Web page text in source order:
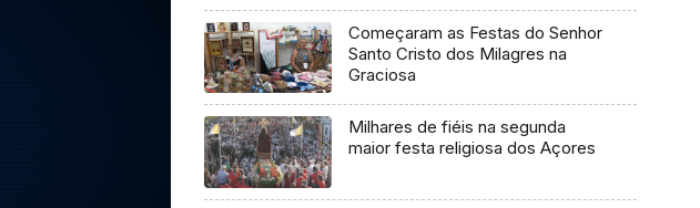
Começaram as Festas do Senhor
Santo Cristo dos Milagres na
Graciosa
Milhares de fiéis na segunda
maior festa religiosa dos Açores